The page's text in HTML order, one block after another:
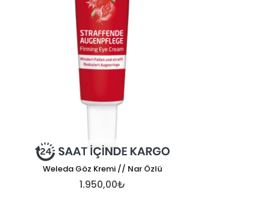
Weleda Göz Kremi // Nar Özlü
1.950,00₺